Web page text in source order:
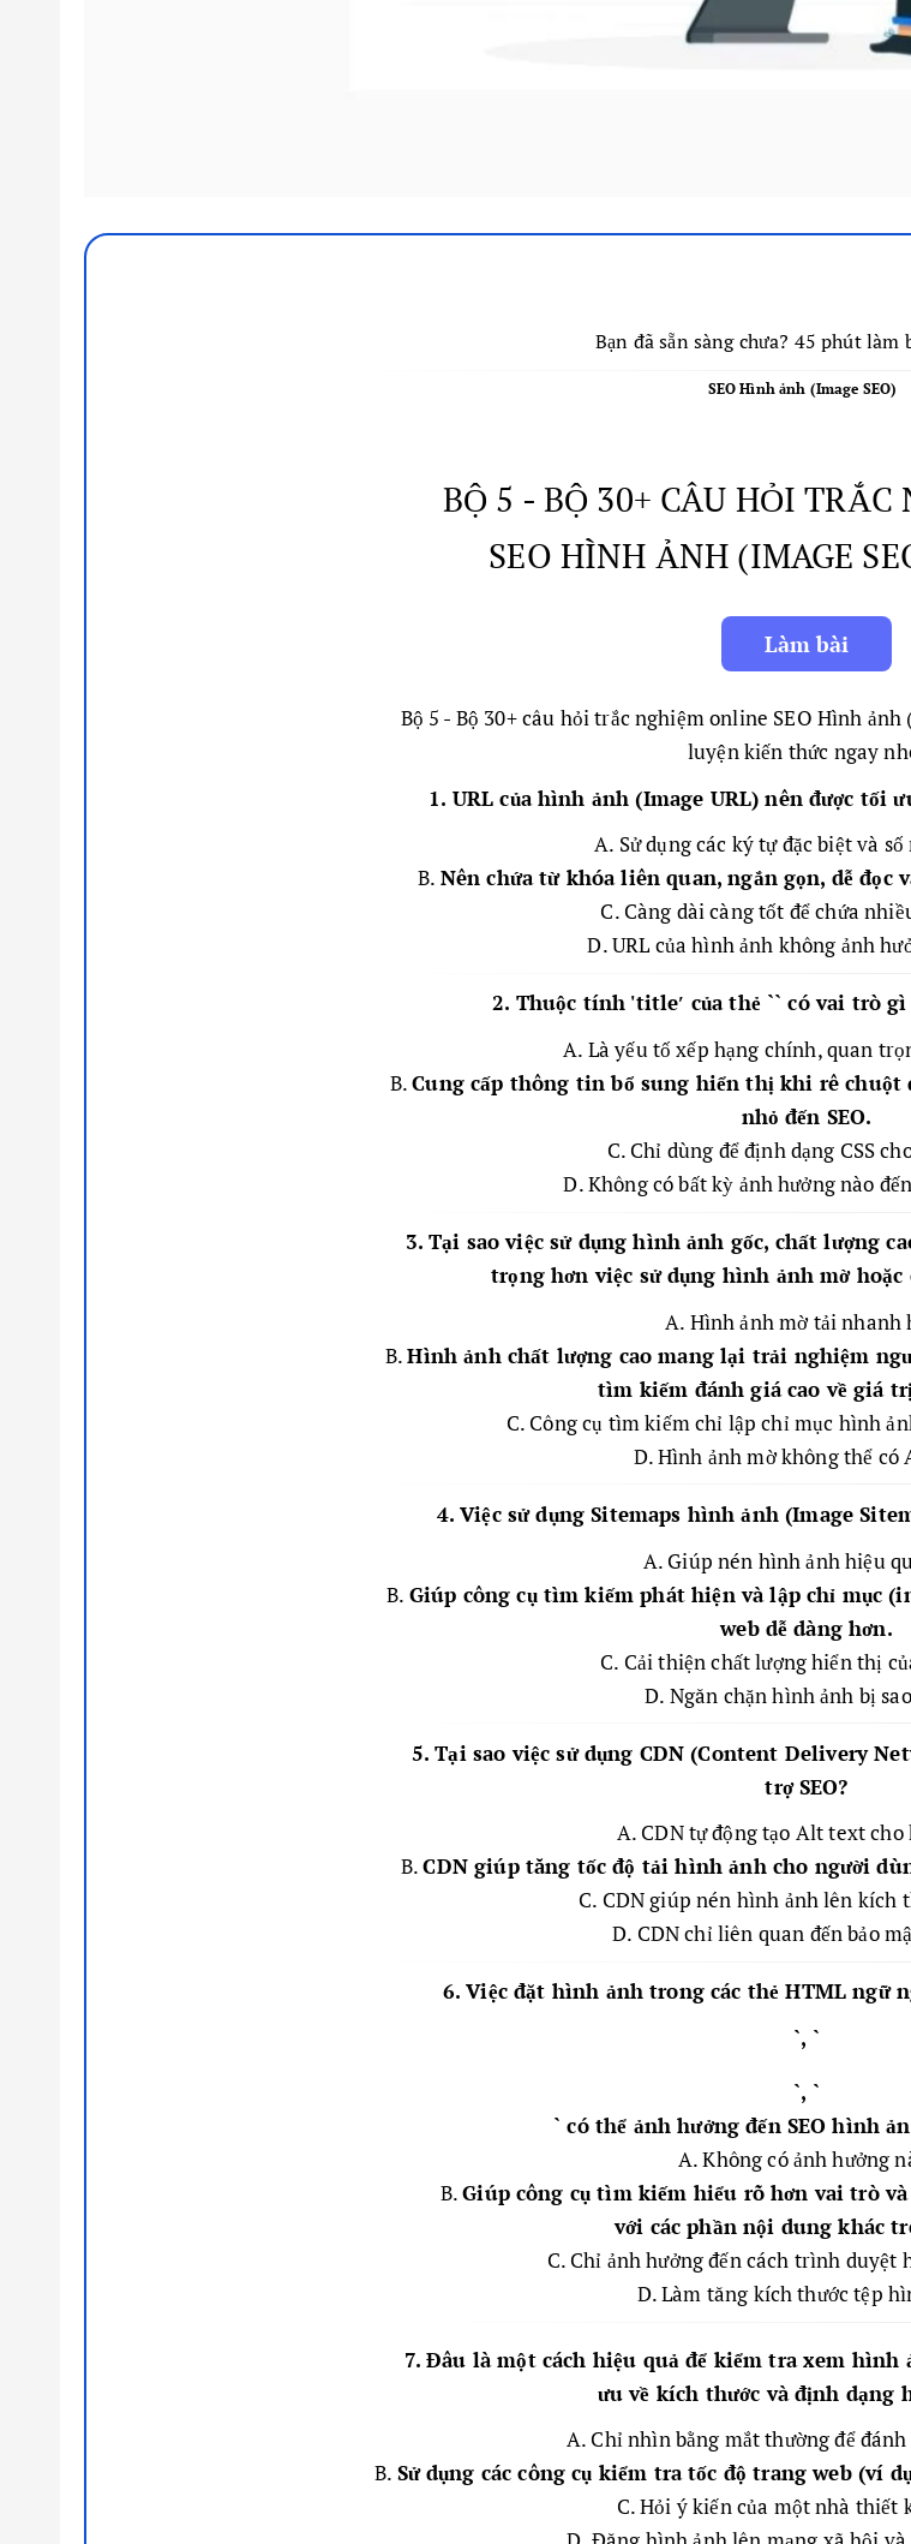
Bạn đã sẵn sàng chưa? 45 phút làm
SEO Hình ảnh (Image SEO)
BỘ 5 - BỘ 30+ CÂU HỎI
SEO HÌNH ẢNH (IMAGE
Bộ 5 - Bộ 30+ câu hỏi trắc nghiệm online SEO Hình
luyện kiến thức ngay
1. URL của hình ảnh (Image URL) nên được tối
A. Sử dụng các ký tự đặc biệt và
B. Nên chứa từ khóa liên quan, ngắn gọn, dễ đọc
C. Càng dài càng tốt để chứa
D. URL của hình ảnh không ảnh
2. Thuộc tính 'title′ của thẻ `` có vai trò
A. Là yếu tố xếp hạng chính, quan
B.Cung cấp thông tin bổ sung hiển thị khi rê
nhỏ đến SEO.
C. Chỉ dùng để định dạng CSS
D. Không có bất kỳ ảnh hưởng nào
3. Tại sao việc sử dụng hình ảnh gốc, chất lượng
trọng hơn việc sử dụng hình ảnh mờ
A. Hình ảnh mờ tải nhanh
B.Hình ảnh chất lượng cao mang lại trải nghiệm
tìm kiếm đánh giá cao về giá
C. Công cụ tìm kiếm chỉ lập chỉ mục hình
D. Hình ảnh mờ không thể có
4. Việc sử dụng Sitemaps hình ảnh (Image
A. Giúp nén hình ảnh hiệu
B. Giúp công cụ tìm kiếm phát hiện và lập chỉ mục
web dễ dàng hơn.
C. Cải thiện chất lượng hiển thị
D. Ngăn chặn hình ảnh bị
5. Tại sao việc sử dụng CDN (Content Delivery
trợ SEO?
A. CDN tự động tạo Alt text cho
B.CDN giúp tăng tốc độ tải hình ảnh cho người
C. CDN giúp nén hình ảnh lên kích
D. CDN chỉ liên quan đến bảo
6. Việc đặt hình ảnh trong các thẻ HTML ngữ
`, `
`, `
` có thể ảnh hưởng đến SEO hình
A. Không có ảnh hưởng
B.Giúp công cụ tìm kiếm hiểu rõ hơn vai trò
với các phần nội dung khác
C. Chỉ ảnh hưởng đến cách trình duyệt
D. Làm tăng kích thước tệp
7. Đâu là một cách hiệu quả để kiểm tra xem hình
ưu về kích thước và định dạng
A. Chỉ nhìn bằng mắt thường để
B. Sử dụng các công cụ kiểm tra tốc độ trang web (ví
C. Hỏi ý kiến của một nhà thiết